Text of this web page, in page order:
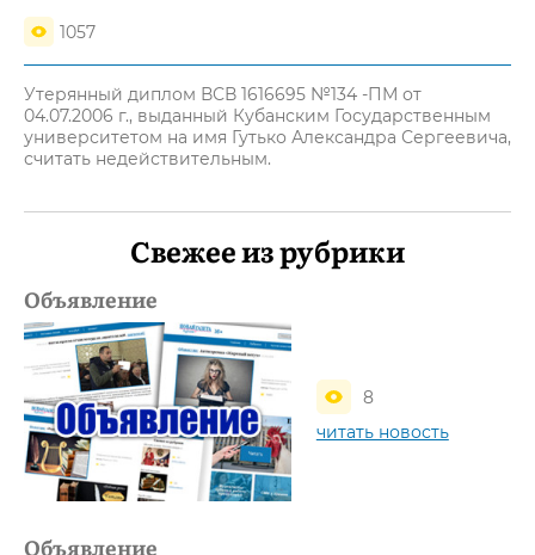
1057
Утерянный диплом ВСВ 1616695 №134 -ПМ от
04.07.2006 г., выданный Кубанским Государственным
университетом на имя Гутько Александра Сергеевича,
считать недействительным.
Свежее из рубрики
Объявление
8
читать новость
Объявление